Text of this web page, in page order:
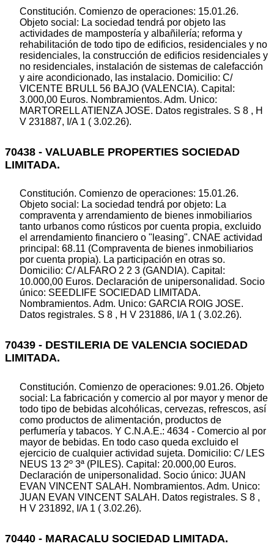
Constitución. Comienzo de operaciones: 15.01.26.
Objeto social: La sociedad tendrá por objeto las
actividades de mampostería y albañilería; reforma y
rehabilitación de todo tipo de edificios, residenciales y no
residenciales, la construcción de edificios residenciales y
no residenciales, instalación de sistemas de calefacción
y aire acondicionado, las instalacio. Domicilio: C/
VICENTE BRULL 56 BAJO (VALENCIA). Capital:
3.000,00 Euros. Nombramientos. Adm. Unico:
MARTORELL ATIENZA JOSE. Datos registrales. S 8 , H
V 231887, I/A 1 ( 3.02.26).
70438 - VALUABLE PROPERTIES SOCIEDAD
LIMITADA.
Constitución. Comienzo de operaciones: 15.01.26.
Objeto social: La sociedad tendrá por objeto: La
compraventa y arrendamiento de bienes inmobiliarios
tanto urbanos como rústicos por cuenta propia, excluido
el arrendamiento financiero o "leasing". CNAE actividad
principal: 68.11 (Compraventa de bienes inmobiliarios
por cuenta propia). La participación en otras so.
Domicilio: C/ ALFARO 2 2 3 (GANDIA). Capital:
10.000,00 Euros. Declaración de unipersonalidad. Socio
único: SEEDLIFE SOCIEDAD LIMITADA.
Nombramientos. Adm. Unico: GARCIA ROIG JOSE.
Datos registrales. S 8 , H V 231886, I/A 1 ( 3.02.26).
70439 - DESTILERIA DE VALENCIA SOCIEDAD
LIMITADA.
Constitución. Comienzo de operaciones: 9.01.26. Objeto
social: La fabricación y comercio al por mayor y menor de
todo tipo de bebidas alcohólicas, cervezas, refrescos, así
como productos de alimentación, productos de
perfumería y tabacos. Y C.N.A.E.: 4634 - Comercio al por
mayor de bebidas. En todo caso queda excluido el
ejercicio de cualquier actividad sujeta. Domicilio: C/ LES
NEUS 13 2º 3ª (PILES). Capital: 20.000,00 Euros.
Declaración de unipersonalidad. Socio único: JUAN
EVAN VINCENT SALAH. Nombramientos. Adm. Unico:
JUAN EVAN VINCENT SALAH. Datos registrales. S 8 ,
H V 231892, I/A 1 ( 3.02.26).
70440 - MARACALU SOCIEDAD LIMITADA.